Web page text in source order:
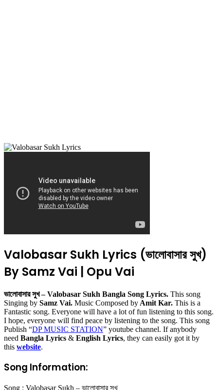
Valobasar Sukh Lyrics (ভালোবাসার সুখ)
By Samz Vai | Opu Vai
ভালোবাসার সুখ – Valobasar Sukh Bangla Song Lyrics. This song
Singing by Samz Vai. Music Composed by Amit Kar. This is a
Fantastic song. Everyone will have a lot of fun listening to this song.
I hope, everyone will find peace by listening to the song. This song
Publish “DP MUSIC STATION” youtube channel. If anybody
need Bangla Lyrics & English Lyrics, they can easily got it by
this website.
Song Information:
Song : Valobasar Sukh – ভালোবাসার সুখ